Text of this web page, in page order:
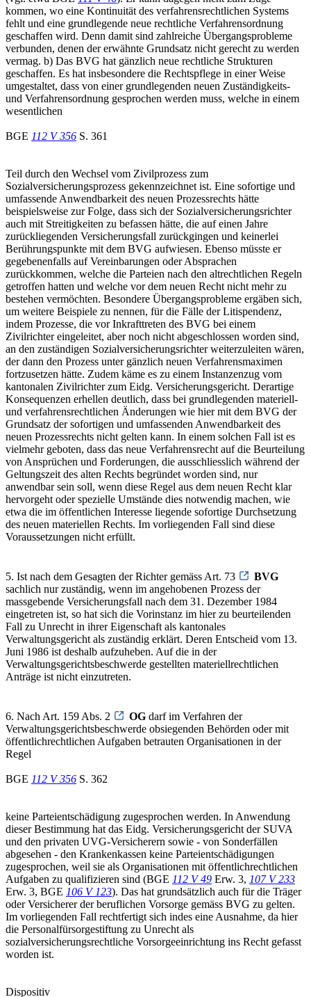
kommen, wo eine Kontinuität des verfahrensrechtlichen Systems
fehlt und eine grundlegende neue rechtliche Verfahrensordnung
geschaffen wird. Denn damit sind zahlreiche Übergangsprobleme
verbunden, denen der erwähnte Grundsatz nicht gerecht zu werden
vermag. b) Das BVG hat gänzlich neue rechtliche Strukturen
geschaffen. Es hat insbesondere die Rechtspflege in einer Weise
umgestaltet, dass von einer grundlegenden neuen Zuständigkeits-
und Verfahrensordnung gesprochen werden muss, welche in einem
wesentlichen
BGE 112 V 356 S. 361
Teil durch den Wechsel vom Zivilprozess zum
Sozialversicherungsprozess gekennzeichnet ist. Eine sofortige und
umfassende Anwendbarkeit des neuen Prozessrechts hätte
beispielsweise zur Folge, dass sich der Sozialversicherungsrichter
auch mit Streitigkeiten zu befassen hätte, die auf einen Jahre
zurückliegenden Versicherungsfall zurückgingen und keinerlei
Berührungspunkte mit dem BVG aufwiesen. Ebenso müsste er
gegebenenfalls auf Vereinbarungen oder Absprachen
zurückkommen, welche die Parteien nach den altrechtlichen Regeln
getroffen hatten und welche vor dem neuen Recht nicht mehr zu
bestehen vermöchten. Besondere Übergangsprobleme ergäben sich,
um weitere Beispiele zu nennen, für die Fälle der Litispendenz,
indem Prozesse, die vor Inkrafttreten des BVG bei einem
Zivilrichter eingeleitet, aber noch nicht abgeschlossen worden sind,
an den zuständigen Sozialversicherungsrichter weiterzuleiten wären,
der dann den Prozess unter gänzlich neuen Verfahrensmaximen
fortzusetzen hätte. Zudem käme es zu einem Instanzenzug vom
kantonalen Zivilrichter zum Eidg. Versicherungsgericht. Derartige
Konsequenzen erhellen deutlich, dass bei grundlegenden materiell-
und verfahrensrechtlichen Änderungen wie hier mit dem BVG der
Grundsatz der sofortigen und umfassenden Anwendbarkeit des
neuen Prozessrechts nicht gelten kann. In einem solchen Fall ist es
vielmehr geboten, dass das neue Verfahrensrecht auf die Beurteilung
von Ansprüchen und Forderungen, die ausschliesslich während der
Geltungszeit des alten Rechts begründet worden sind, nur
anwendbar sein soll, wenn diese Regel aus dem neuen Recht klar
hervorgeht oder spezielle Umstände dies notwendig machen, wie
etwa die im öffentlichen Interesse liegende sofortige Durchsetzung
des neuen materiellen Rechts. Im vorliegenden Fall sind diese
Voraussetzungen nicht erfüllt.
5. Ist nach dem Gesagten der Richter gemäss Art. 73
BVG
sachlich nur zuständig, wenn im angehobenen Prozess der
massgebende Versicherungsfall nach dem 31. Dezember 1984
eingetreten ist, so hat sich die Vorinstanz im hier zu beurteilenden
Fall zu Unrecht in ihrer Eigenschaft als kantonales
Verwaltungsgericht als zuständig erklärt. Deren Entscheid vom 13.
Juni 1986 ist deshalb aufzuheben. Auf die in der
Verwaltungsgerichtsbeschwerde gestellten materiellrechtlichen
Anträge ist nicht einzutreten.
6. Nach Art. 159 Abs. 2 OG darf im Verfahren der
Verwaltungsgerichtsbeschwerde obsiegenden Behörden oder mit
öffentlichrechtlichen Aufgaben betrauten Organisationen in der
Regel
BGE 112 V 356 S. 362
keine Parteientschädigung zugesprochen werden. In Anwendung
dieser Bestimmung hat das Eidg. Versicherungsgericht der SUVA
und den privaten UVG-Versicherern sowie - von Sonderfällen
abgesehen - den Krankenkassen keine Parteientschädigungen
zugesprochen, weil sie als Organisationen mit öffentlichrechtlichen
Aufgaben zu qualifizieren sind (BGE 112 V 49 Erw. 3, 107 V 233
Erw. 3, BGE 106 V 123). Das hat grundsätzlich auch für die Träger
oder Versicherer der beruflichen Vorsorge gemäss BVG zu gelten.
Im vorliegenden Fall rechtfertigt sich indes eine Ausnahme, da hier
die Personalfürsorgestiftung zu Unrecht als
sozialversicherungsrechtliche Vorsorgeeinrichtung ins Recht gefasst
worden ist.
Dispositiv